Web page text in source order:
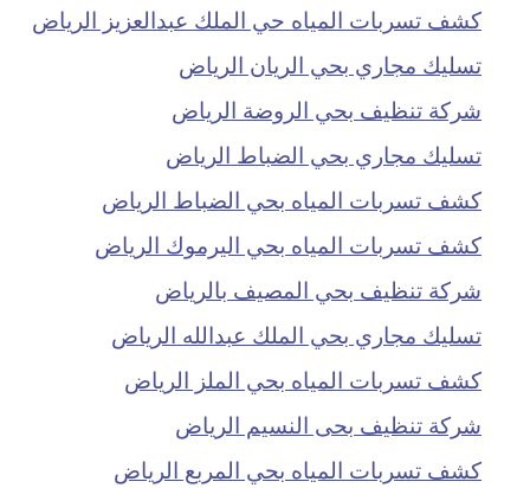
كشف تسربات المياه حي الملك عبدالعزيز الرياض
تسليك مجاري بحي الريان الرياض
شركة تنظيف بحي الروضة الرياض
تسليك مجاري بحي الضباط الرياض
كشف تسربات المياه بحي الضباط الرياض
كشف تسربات المياه بحي اليرموك الرياض
شركة تنظيف بحي المصيف بالرياض
تسليك مجاري بحي الملك عبدالله الرياض
كشف تسربات المياه بحي الملز الرياض
شركة تنظيف بحى النسيم الرياض
كشف تسربات المياه بحي المربع الرياض